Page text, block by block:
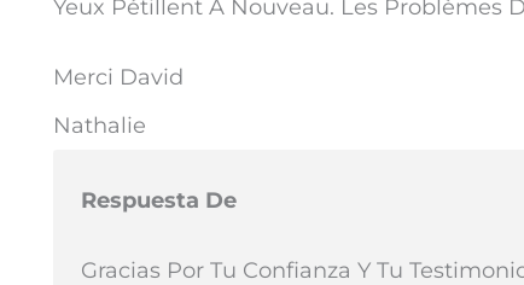
Yeux Pétillent A Nouveau. Les Problèmes
Merci David
Nathalie
Respuesta De
Gracias Por Tu Confianza Y Tu